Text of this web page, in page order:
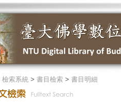
檢索系統> 書目檢索> 書目明細